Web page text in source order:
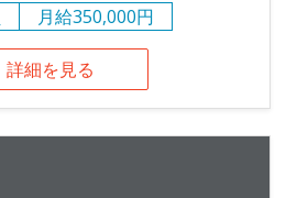
月給350,000円
詳細を見る